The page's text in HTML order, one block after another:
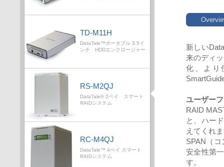
TD-M11H
DataTale™ポータブル 3.5イ
ンチ HDDエンクロージャー
RS-M2QJ
DataTale® 2ベイ スマート
RAIDシステム
RC-M4QJ
DataTale™ 4ベイ スマート
RAIDシステム
新しい
来のディ
化、より
ユーザー
RAID
と、ハー
えてくれ
SPAN（
安全性第
す。